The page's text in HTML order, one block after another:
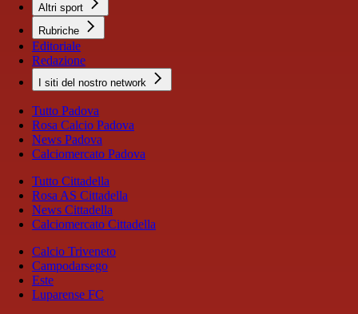
Altri sport
Rubriche
Editoriale
Redazione
I siti del nostro network
Tutto Padova
Rosa Calcio Padova
News Padova
Calciomercato Padova
Tutto Cittadella
Rosa AS Cittadella
News Cittadella
Calciomercato Cittadella
Calcio Triveneto
Campodarsego
Este
Luparense FC